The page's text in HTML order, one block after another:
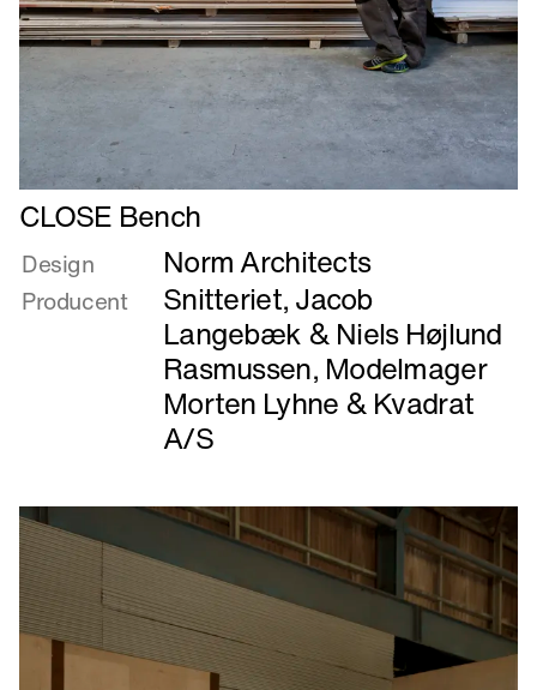
Læs
mere
om
CLOSE
Bench
CLOSE Bench
Design Norm Architects
Producent
Snitteriet, Jacob
Langebæk & Niels Højlund
Rasmussen, Modelmager
Morten Lyhne &Kvadrat
A/S